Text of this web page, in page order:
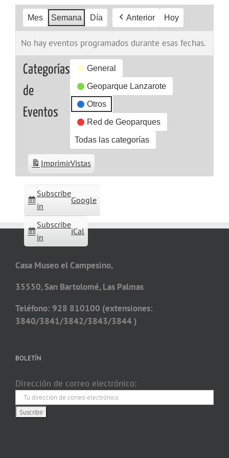
Mes Semana Día Anterior Hoy
No hay eventos programados durante esas fechas.
Categorías
de
Eventos
General
Geoparque Lanzarote
Otros
Red de Geoparques
Todas las categorías
Subscribe
in
Google
Subscribe
in
iCal
ImprimirVistas
Casa Museo el Campesino,
35550, San Bartolomé, Las Palmas
Teléfono: 928 810100 (extensiones:
3840/3841/3842/3843/3844 )
BOLETÍN
Dirección de correo electrónico: